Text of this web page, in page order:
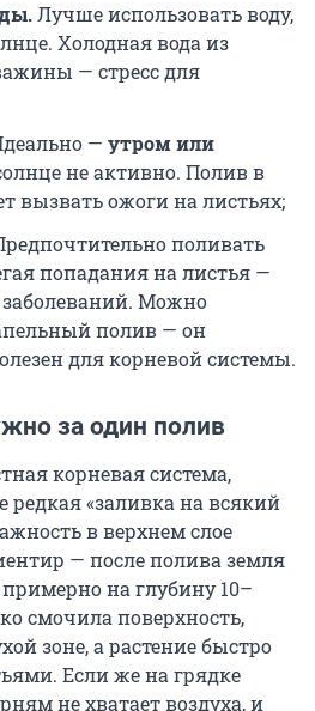
Лучше использовать воду,
Холодная вода из
— стресс для
— утром или
не активно. Полив в
вызвать ожоги на листьях;
поливать
попадания на листья —
заболеваний. Можно
полив — он
для корневой системы.
за один полив
корневая система,
«заливка на всякий
в верхнем слое
— после полива земля
на глубину 10–
смочила поверхность,
зоне, а растение быстро
Если же на грядке
не хватает воздуха, и